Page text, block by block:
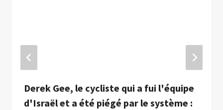
Derek Gee, le cycliste qui a fui l'équipe
d'Israël et a été piégé par le système :